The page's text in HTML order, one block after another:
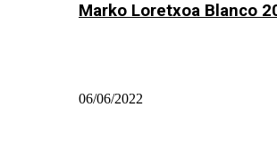
Marko Loretxoa Blanco
06/06/2022